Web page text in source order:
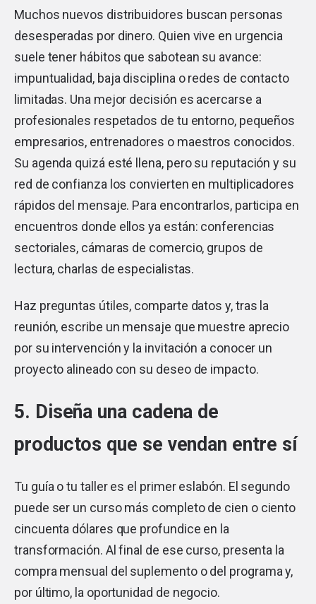
Muchos nuevos distribuidores buscan personas
desesperadas por dinero. Quien vive en urgencia
suele tener hábitos que sabotean su avance:
impuntualidad, baja disciplina o redes de contacto
limitadas. Una mejor decisión es acercarse a
profesionales respetados de tu entorno, pequeños
empresarios, entrenadores o maestros conocidos.
Su agenda quizá esté llena, pero su reputación y su
red de confianza los convierten en multiplicadores
rápidos del mensaje. Para encontrarlos, participa en
encuentros donde ellos ya están: conferencias
sectoriales, cámaras de comercio, grupos de
lectura, charlas de especialistas.
Haz preguntas útiles, comparte datos y, tras la
reunión, escribe un mensaje que muestre aprecio
por su intervención y la invitación a conocer un
proyecto alineado con su deseo de impacto.
5. Diseña una cadena de
productos que se vendan entre sí
Tu guía o tu taller es el primer eslabón. El segundo
puede ser un curso más completo de cien o ciento
cincuenta dólares que profundice en la
transformación. Al final de ese curso, presenta la
compra mensual del suplemento o del programa y,
por último, la oportunidad de negocio.